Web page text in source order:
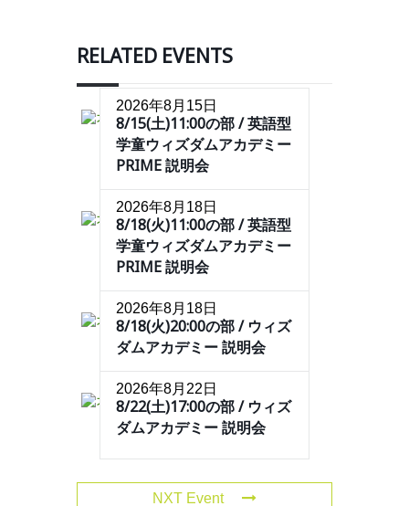
RELATED EVENTS
2026年8月15日
8/15(土)11:00の部 / 英語型
学童ウィズダムアカデミー
PRIME 説明会
2026年8月18日
8/18(火)11:00の部 / 英語型
学童ウィズダムアカデミー
PRIME 説明会
2026年8月18日
8/18(火)20:00の部 / ウィズ
ダムアカデミー 説明会
2026年8月22日
8/22(土)17:00の部 / ウィズ
ダムアカデミー 説明会
NXT Event